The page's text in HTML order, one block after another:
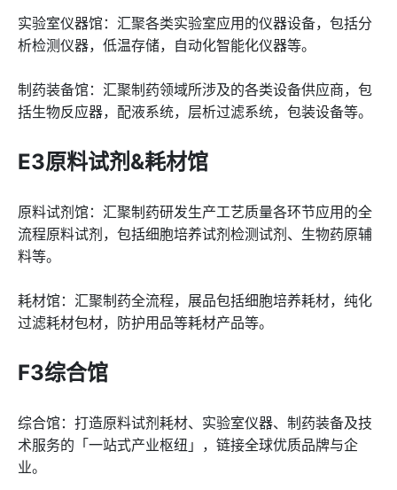
实验室仪器馆：汇聚各类实验室应用的仪器设备，包括分
析检测仪器，低温存储，自动化智能化仪器等。
制药装备馆：汇聚制药领域所涉及的各类设备供应商，包
括生物反应器，配液系统，层析过滤系统，包装设备等。
E3原料试剂&耗材馆
原料试剂馆：汇聚制药研发生产工艺质量各环节应用的全
流程原料试剂，包括细胞培养试剂检测试剂、生物药原辅
料等。
耗材馆：汇聚制药全流程，展品包括细胞培养耗材，纯化
过滤耗材包材，防护用品等耗材产品等。
F3综合馆
综合馆：打造原料试剂耗材、实验室仪器、制药装备及技
术服务的「一站式产业枢纽」，链接全球优质品牌与企
业。